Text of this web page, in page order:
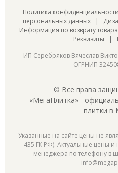
Политика конфиденциальности
персональных данных |
Информация по возврату товара
Реквизиты |
ИП Серебряков Вячеслав
ОГРНИП
© Все права
«МегаПлитка» -
плитки в
Указанные на сайте цены не
435 ГК РФ). Актуальные цены и
менеджера по телефону в